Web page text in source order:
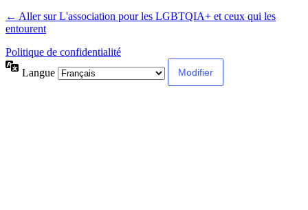
← Aller sur L'association pour les LGBTQIA+ et ceux qui les
entourent
Politique de confidentialité
Langue